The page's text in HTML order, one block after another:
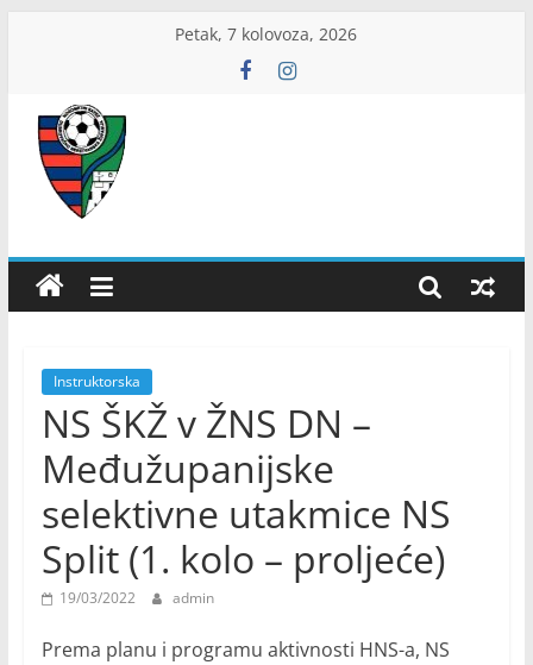
Petak, 7 kolovoza, 2026
ŽNS
Dubrovačko-
neretvanski
Instruktorska
NS ŠKŽ v ŽNS DN –
Međužupanijske
selektivne utakmice NS
Split (1. kolo – proljeće)
19/03/2022 admin
Prema planu i programu aktivnosti HNS-a, NS